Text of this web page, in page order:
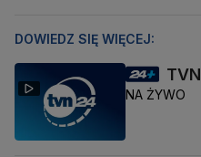
DOWIEDZ SIĘ WIĘCEJ:
NA ŻYWO